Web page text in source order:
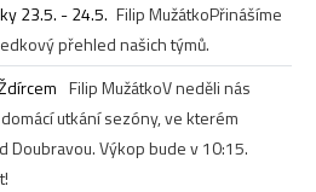
23.5. - 24.5. Filip MužátkoPřinášíme
přehled našich týmů.
Filip MužátkoV neděli nás
utkání sezóny, ve kterém
Doubravou. Výkop bude v 10:15.